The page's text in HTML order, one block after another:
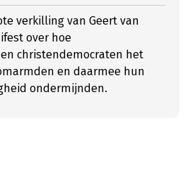
verkilling van Geert van
over hoe
christendemocraten het
en daarmee hun
ondermijnden.